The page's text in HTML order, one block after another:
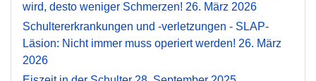
wird, desto weniger Schmerzen! 26. März 2026
Schultererkrankungen und -verletzungen - SLAP-
Läsion: Nicht immer muss operiert werden! 26. März
2026